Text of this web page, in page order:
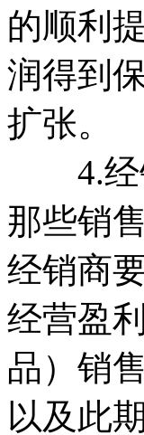
的顺利
润得到
扩张。
4.经销
那些销
经销商
经营盈
品）销
以及此